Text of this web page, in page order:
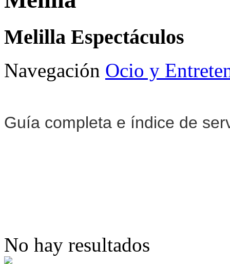
Melilla Espectáculos
Navegación Ocio y
Guía completa e índice de
No hay resultados